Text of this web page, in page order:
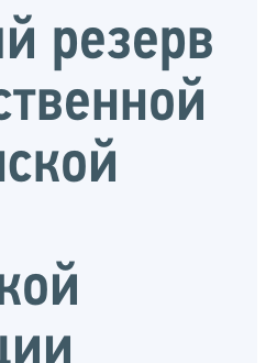
резерв